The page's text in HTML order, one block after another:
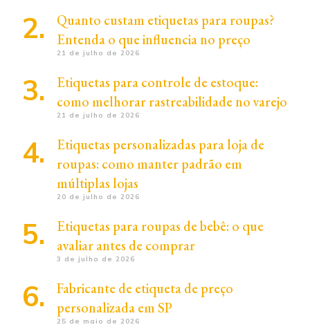
Quanto custam etiquetas para roupas?
Entenda o que influencia no preço
21 de julho de 2026
Etiquetas para controle de estoque:
como melhorar rastreabilidade no varejo
21 de julho de 2026
Etiquetas personalizadas para loja de
roupas: como manter padrão em
múltiplas lojas
20 de julho de 2026
Etiquetas para roupas de bebê: o que
avaliar antes de comprar
3 de julho de 2026
Fabricante de etiqueta de preço
personalizada em SP
25 de maio de 2026